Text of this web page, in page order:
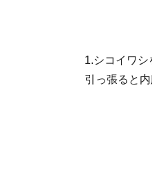
1.シコイワ
引っ張ると